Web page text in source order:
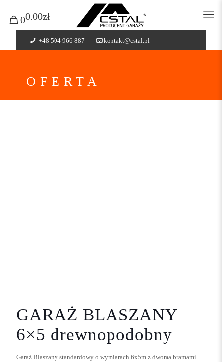
+48 504 966 887 kontakt@cstal.pl
00.00zł
OFERTA
GARAŻ BLASZANY
6×5 drewnopodobny
Garaż Blaszany standardowy o wymiarach 6x5m z dwoma bramami